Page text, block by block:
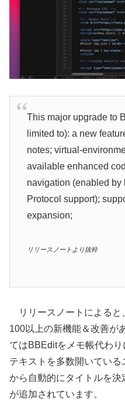
This major upgrade to
limited to): a new
notes; virtual-
available enhanced
navigation (enabled
Protocol support);
expansion;
リリースノートより抜粋
リリースノートによると
100以上の新機能＆改善が
てはBBEditをメモ帳代わ
テキストを多数開いてい
から自動的にタイトルを
が追加されています。